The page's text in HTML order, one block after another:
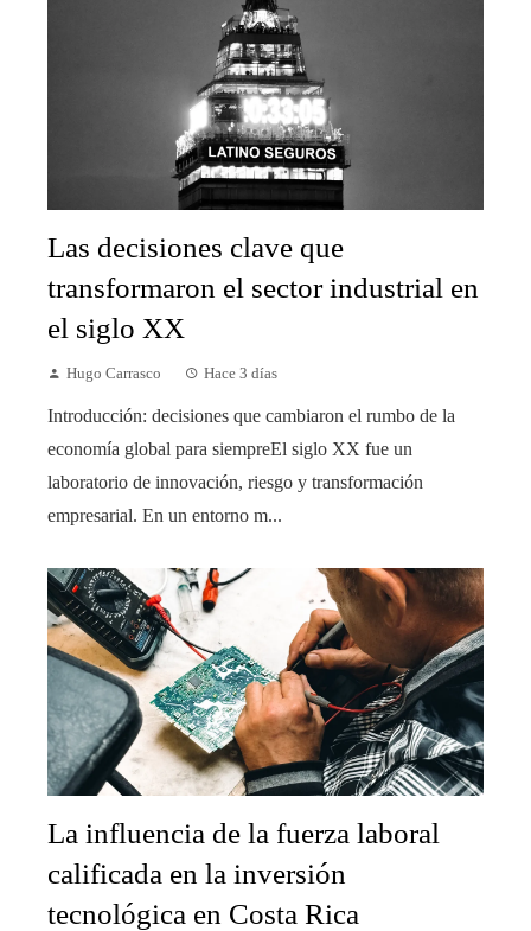
Las decisiones clave que
transformaron el sector industrial en
el siglo XX
Hugo Carrasco Hace 3 días
Introducción: decisiones que cambiaron el rumbo de la
economía global para siempreEl siglo XX fue un
laboratorio de innovación, riesgo y transformación
empresarial. En un entorno m...
La influencia de la fuerza laboral
calificada en la inversión
tecnológica en Costa Rica